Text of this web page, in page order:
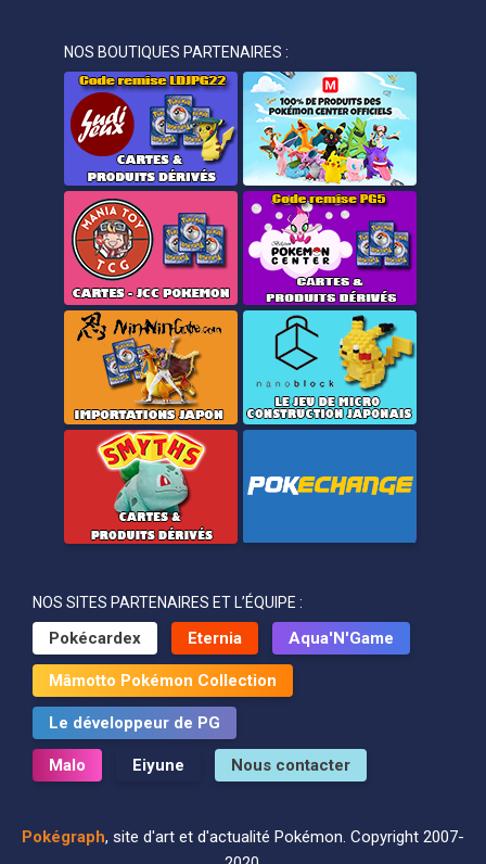
NOS BOUTIQUES PARTENAIRES :
NOS SITES PARTENAIRES ET L’ÉQUIPE :
Pokécardex Eternia Aqua'N'Game
Mâmotto Pokémon Collection
Le développeur de PG
Malo Eiyune Nous contacter
Pokégraph, site d'art et d'actualité Pokémon. Copyright 2007-